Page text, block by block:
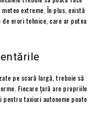
extreme. În plus, există
erori tehnice, care ar putea
pe scară largă, trebuie să
Fiecare țară are propriile
taxiuri autonome poate